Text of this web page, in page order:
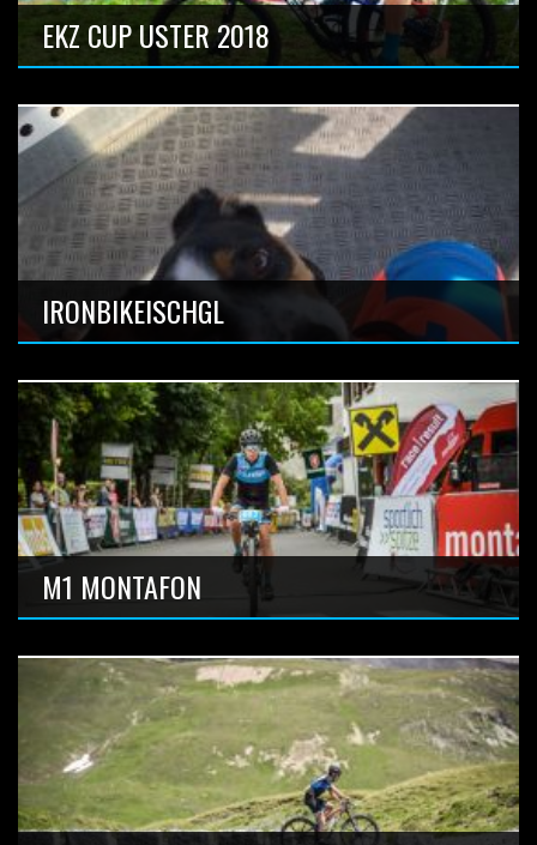
EPISODE PART I
Anzahl Bilder: 9
EKZ CUP USTER 2018
Anzahl Bilder: 8
IRONBIKEISCHGL
Anzahl Bilder: 4
M1 MONTAFON